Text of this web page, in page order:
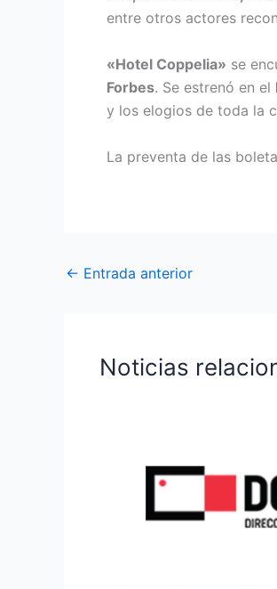
entre otros actores
«Hotel Coppelia» se
Forbes. Se estrenó en el
y los elogios de toda la
La preventa de las
← Entrada anterior
Noticias